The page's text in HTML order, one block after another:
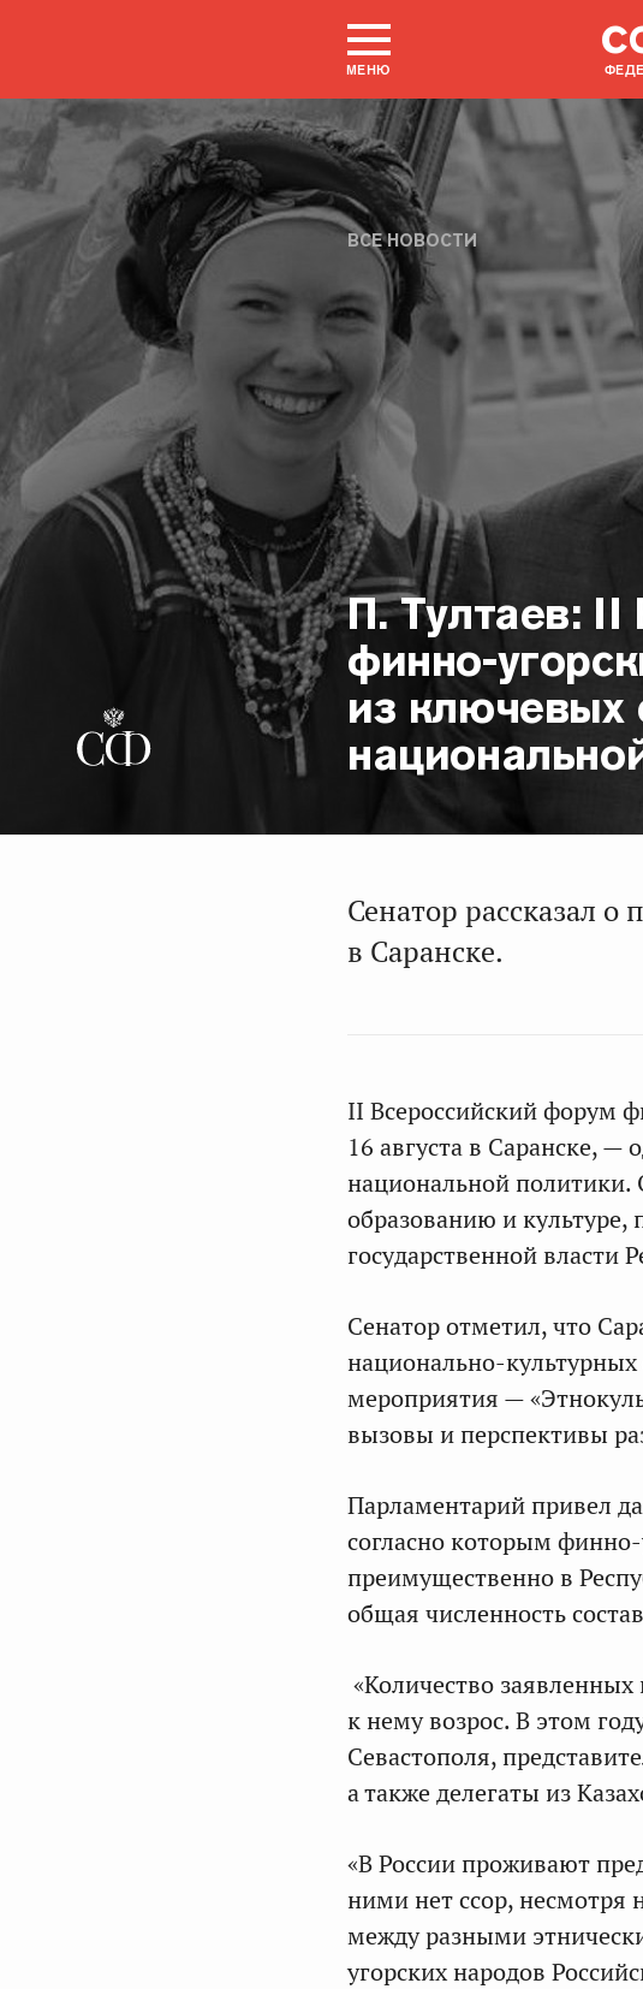
МЕНЮ
ВСЕ НОВОСТИ
П. Тултаев:
финно-
из ключевых
Сенатор рассказал
в Саранске.
II Всероссийский форум
16 августа в Саранске,
национальной политики.
образованию и культуре,
государственной власти
Сенатор отметил, что
национально-
мероприятия —
вызовы и перспективы
Парламентарий привел
согласно которым
преимущественно в
общая численность
«Количество
к нему возрос. В этом
Севастополя,
а также делегаты из
«В России проживают
ними нет ссор, несмотря
между разными
угорских народов